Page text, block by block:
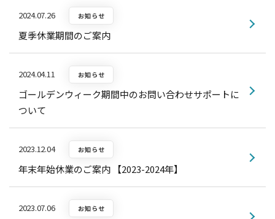
2024.07.26 お知らせ
夏季休業期間のご案内
2024.04.11 お知らせ
ゴールデンウィーク期間中のお問い合わせサポートに
ついて
2023.12.04 お知らせ
年末年始休業のご案内 【2023-2024年】
2023.07.06 お知らせ